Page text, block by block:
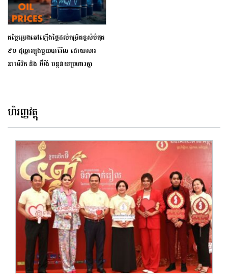
តម្លៃប្រេងឆៅឡើងថ្លៃដល់កម្រិតខ្ពស់បំផុត
៩០ ដុល្លារក្នុងមួយបារ៉ែល ដោយសារ
អាម៉េរិក និង អ៊ីរ៉ង់ បន្តវាយប្រហារគ្នា
ហិរញ្ញវត្ថុ